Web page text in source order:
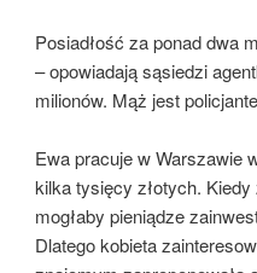
Posiadłość za ponad dwa
– opowiadają sąsiedzi
milionów. Mąż jest
Ewa pracuje w Warszawie
kilka tysięcy złotych. Kiedy
mogłaby pieniądze
Dlatego kobieta